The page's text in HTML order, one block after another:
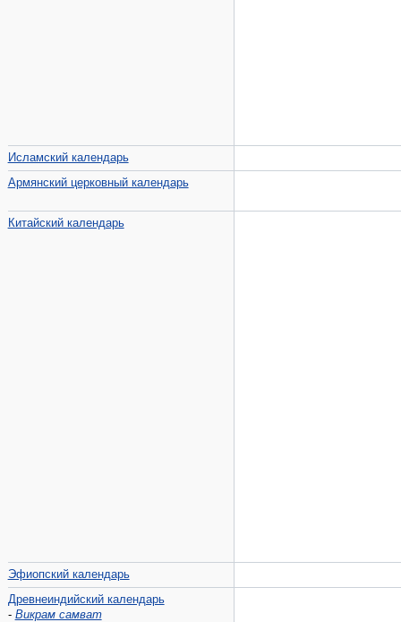
Исламский календарь
Армянский церковный календарь
Китайский календарь
Эфиопский календарь
Древнеиндийский календарь
- Викрам самват